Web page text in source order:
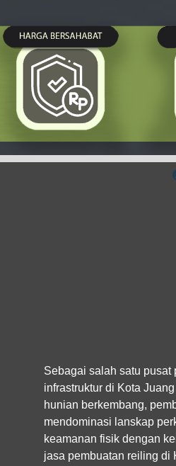
Sebagai salah satu pusat
infrastruktur di Kota
hunian berkembang,
mendominasi lanskap
keamanan fisik dengan
jasa pembuatan reiling di